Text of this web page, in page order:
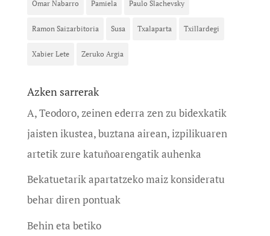
Omar Nabarro Pamiela Paulo Slachevsky
Ramon Saizarbitoria Susa Txalaparta Txillardegi
Xabier Lete Zeruko Argia
Azken sarrerak
A, Teodoro, zeinen ederra zen zu bidexkatik
jaisten ikustea, buztana airean, izpilikuaren
artetik zure katuñoarengatik auhenka
Bekatuetarik apartatzeko maiz konsideratu
behar diren pontuak
Behin eta betiko